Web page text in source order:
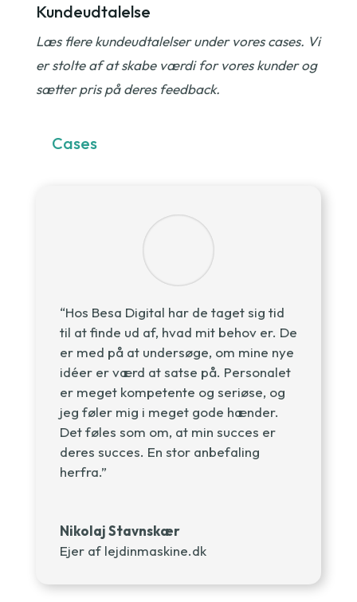
Kundeudtalelse
Læs flere kundeudtalelser under vores cases. Vi
er stolte af at skabe værdi for vores kunder og
sætter pris på deres feedback.
Cases
“Hos Besa Digital har de taget sig tid
til at finde ud af, hvad mit behov er. De
er med på at undersøge, om mine nye
idéer er værd at satse på. Personalet
er meget kompetente og seriøse, og
jeg føler mig i meget gode hænder.
Det føles som om, at min succes er
deres succes. En stor anbefaling
herfra.”
Nikolaj Stavnskær
Ejer af lejdinmaskine.dk